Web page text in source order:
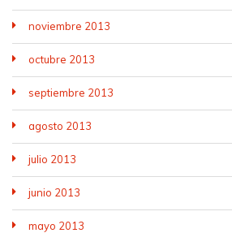
noviembre 2013
octubre 2013
septiembre 2013
agosto 2013
julio 2013
junio 2013
mayo 2013